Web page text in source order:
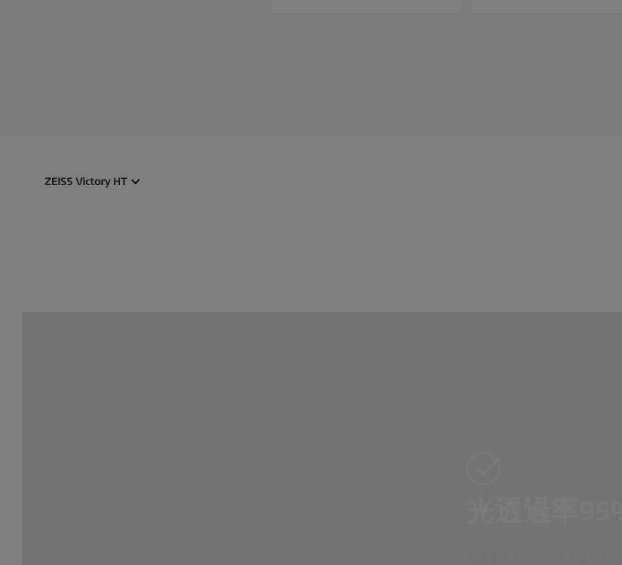
ZEISS Victory HT